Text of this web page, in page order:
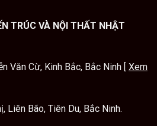
TRÚC VÀ NỘI THẤT NHẬT
Văn Cừ, Kinh Bắc, Bắc Ninh [ Xem
Liên Bão, Tiên Du, Bắc Ninh.